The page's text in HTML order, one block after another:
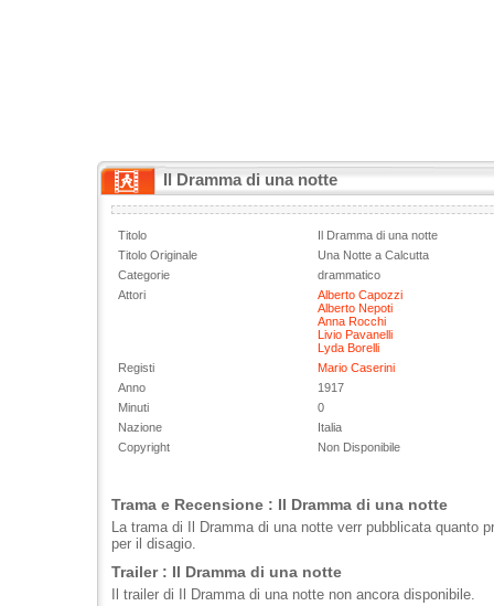
Il Dramma di una notte
Titolo
Il Dramma di una notte
Titolo Originale
Una Notte a Calcutta
Categorie
drammatico
Attori
Alberto Capozzi
Alberto Nepoti
Anna Rocchi
Livio Pavanelli
Lyda Borelli
Registi
Mario Caserini
Anno
1917
Minuti
0
Nazione
Italia
Copyright
Non Disponibile
Trama e Recensione : Il Dramma di una notte
La trama di Il Dramma di una notte verr pubblicata quanto
per il disagio.
Trailer : Il Dramma di una notte
Il trailer di Il Dramma di una notte non ancora disponibile.